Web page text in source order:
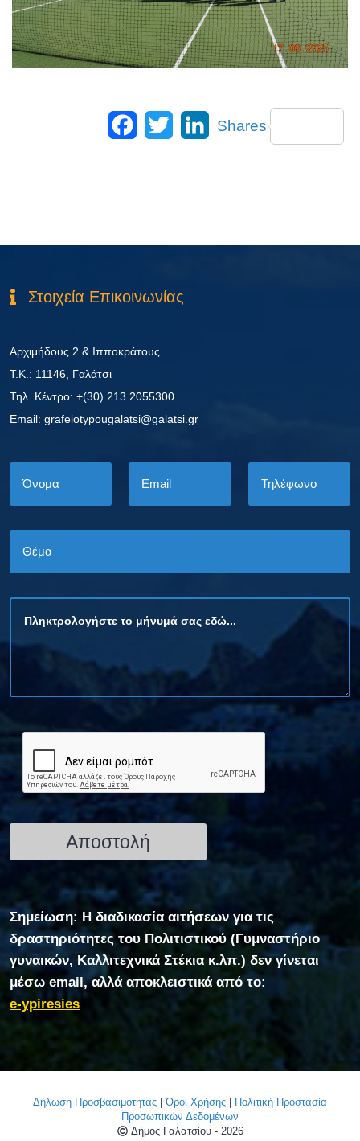
Facebook
Twitter LinkedIn
Shares
Στοιχεία Επικοινωνίας
Αρχιμήδους 2 & Ιπποκράτους
Τ.Κ.: 11146, Γαλάτσι
Τηλ. Κέντρο: +(30) 213.2055300
Εmail: grafeiotypougalatsi@galatsi.gr
Σημείωση: Η διαδικασία αιτήσεων για τις
δραστηριότητες του Πολιτιστικού (Γυμναστήριο
γυναικών, Καλλιτεχνικά Στέκια κ.λπ.) δεν γίνεται
μέσω email, αλλά αποκλειστικά από το:
e-ypiresies
Δήλωση Προσβασιμότητας |Όροι Χρήσης
Πολιτική Προστασία
Προσωπικών Δεδομένων
Δήμος Γαλατσίου - 2026